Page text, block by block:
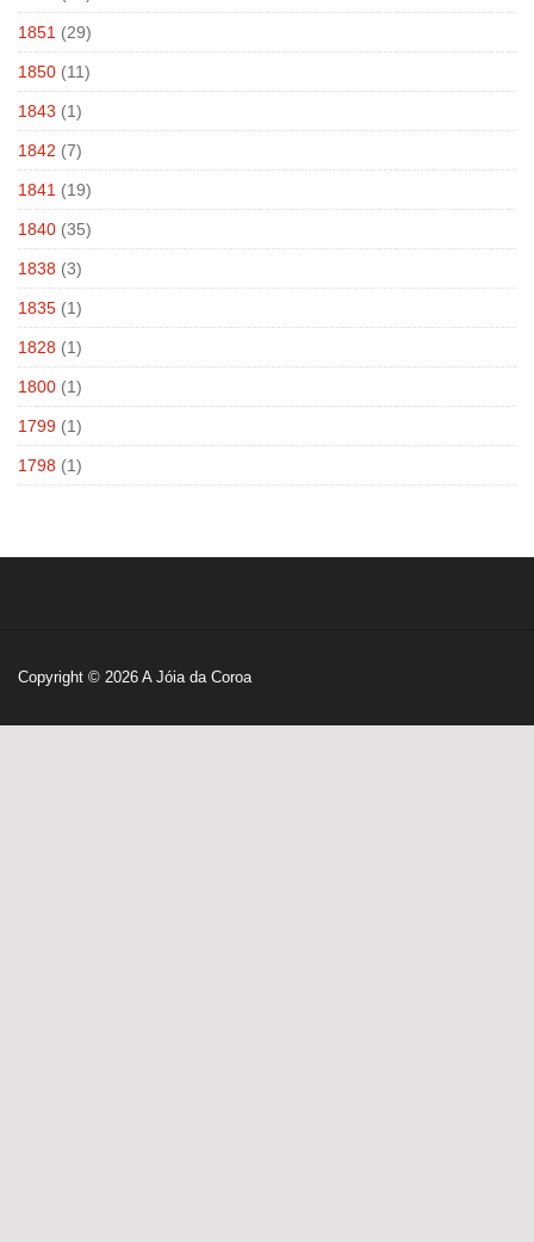
1851 (29)
1850 (11)
1843 (1)
1842 (7)
1841 (19)
1840 (35)
1838 (3)
1835 (1)
1828 (1)
1800 (1)
1799 (1)
1798 (1)
Copyright © 2026 A Jóia da Coroa